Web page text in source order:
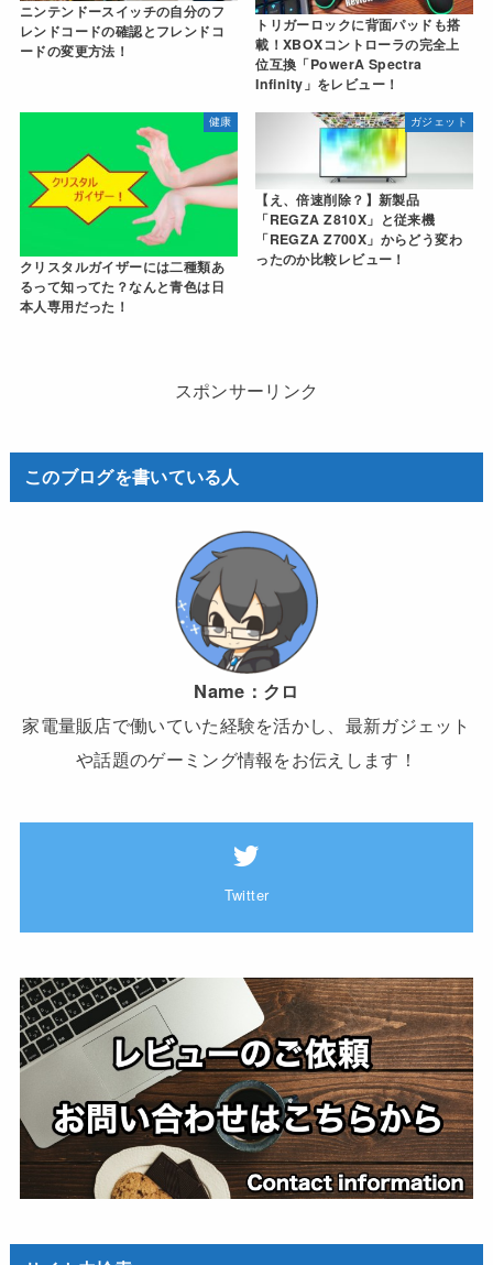
ニンテンドースイッチの自分のフ
レンドコードの確認とフレンドコ
ードの変更方法！
トリガーロックに背面パッドも搭
載！XBOXコントローラの完全上
位互換「PowerA Spectra
Infinity」をレビュー！
健康
クリスタルガイザーには二種類あ
るって知ってた？なんと青色は日
本人専用だった！
ガジェット
【え、倍速削除？】新製品
「REGZA Z810X」と従来機
「REGZA Z700X」からどう変わ
ったのか比較レビュー！
スポンサーリンク
このブログを書いている人
Name： クロ
家電量販店で働いていた経験を活かし、最新ガジェット
や話題のゲーミング情報をお伝えします！
Twitter